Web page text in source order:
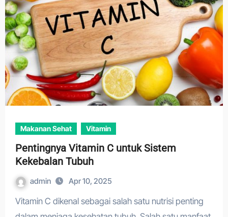
Makanan Sehat Vitamin
Pentingnya Vitamin C untuk Sistem
Kekebalan Tubuh
admin Apr 10, 2025
Vitamin C dikenal sebagai salah satu nutrisi penting